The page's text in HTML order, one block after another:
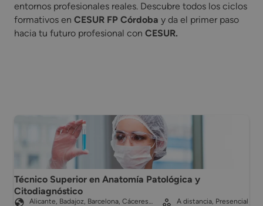
entornos profesionales reales. Descubre todos los ciclos
formativos en CESUR FP Córdoba y da el primer paso
hacia tu futuro profesional con CESUR.
Técnico Superior en Anatomía Patológica y
Citodiagnóstico
Alicante, Badajoz, Barcelona, Cáceres…
A distancia, Presencial